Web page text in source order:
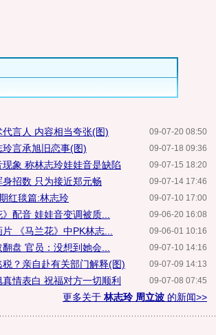
09-07-20 08:50
言人 内容相当夸张(图)
09-07-18 09:36
言承旭旧恋事(图)
09-07-15 18:20
象 称林志玲娃娃音是缺陷
09-07-14 17:46
招数 只为接近郑元畅
09-07-10 17:00
红毯篇:林志玲
09-06-20 16:08
配音 娃娃音变调被质...
09-06-01 10:16
《马兰花》中PK林志...
09-07-10 14:16
盘 官员：没想到她会...
09-07-09 14:13
？亲自赴有关部门解释(图)
09-07-08 07:45
情表白 祝福对方一切顺利
更多关于 林志玲 周立波 的新闻>>